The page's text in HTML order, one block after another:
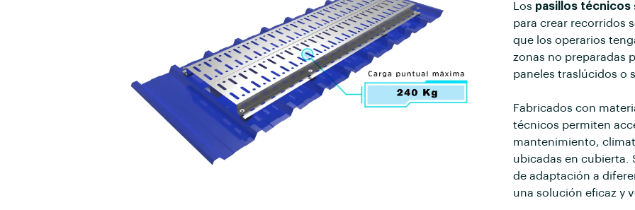
Los pasillos técnicos
para crear recorridos
que los operarios
zonas no preparadas
paneles traslúcidos o
Fabricados con
técnicos permiten
mantenimiento,
ubicadas en cubierta.
de adaptación a
una solución eficaz y